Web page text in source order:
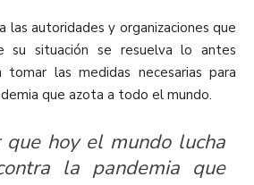
las autoridades y organizaciones que
su situación se resuelva lo antes
las medidas necesarias para
que azota a todo el mundo.
que hoy el mundo lucha
la pandemia que